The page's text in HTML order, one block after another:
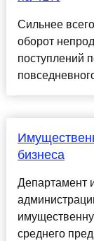
Сильнее
оборот
поступлений
бизнеса
Департамент
среднего